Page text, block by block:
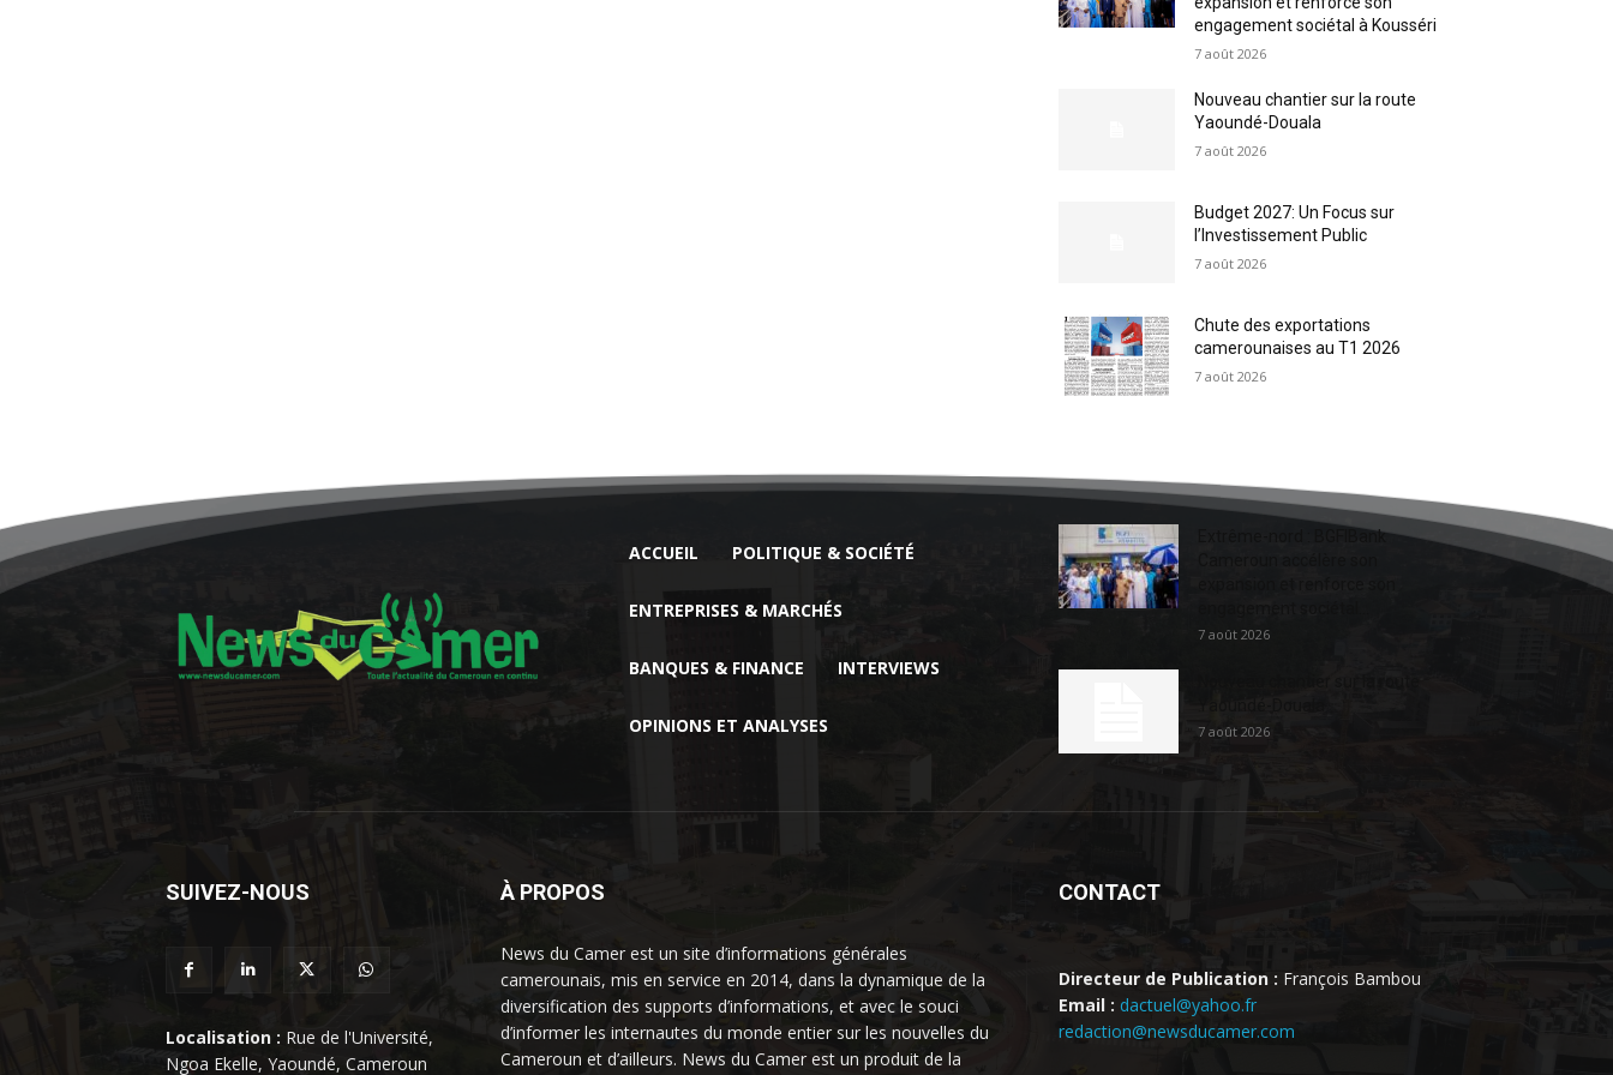
engagement sociétal à Kousséri
7 août 2026
Nouveau chantier sur la route
Yaoundé-Douala
7 août 2026
Budget 2027: Un Focus sur
l’Investissement Public
7 août 2026
Chute des exportations
camerounaises au T1 2026
7 août 2026
ACCUEIL POLITIQUE & SOCIÉTÉ
ENTREPRISES & MARCHÉS
BANQUES & FINANCE INTERVIEWS
OPINIONS ET ANALYSES
Extrême-nord : BGFIBank
7 août 2026
7 août 2026
SUIVEZ-NOUS
Localisation : Rue de l'Université,
Ngoa Ekelle, Yaoundé, Cameroun
À PROPOS
News du Camer est un site d’informations générales
camerounais, mis en service en 2014, dans la dynamique de la
diversification des supports d’informations, et avec le souci
d’informer les internautes du monde entier sur les nouvelles du
Cameroun et d’ailleurs. News du Camer est un produit de la
CONTACT
Directeur de Publication : François Bambou
Email : dactuel@yahoo.fr
redaction@newsducamer.com